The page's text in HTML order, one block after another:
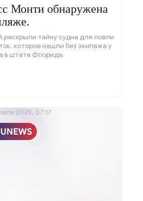
Монти обнаружена
тайну судна для ловли
которое нашли без экипажа у
в штате Флорида.
2025, 07:17